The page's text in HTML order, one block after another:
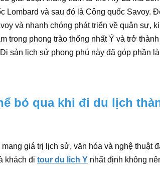
Lombard và sau đó là Công quốc Savoy.
và nhanh chóng phát triển về quân sự,
trong phong trào thống nhất Ý và trở
sản lịch sử phong phú này đã góp phần
bỏ qua khi đi du lịch
giá trị lịch sử, văn hóa và nghệ thuật
khách đi tour du lich Y nhất định không